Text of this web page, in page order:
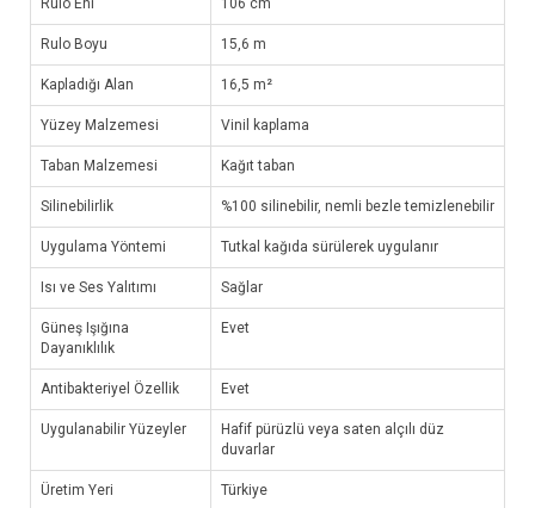
Rulo Boyu 15,6 m
Kapladığı Alan 16,5 m²
Yüzey Malzemesi Vinil kaplama
Taban Malzemesi Kağıt taban
Silinebilirlik %100 silinebilir, nemli bezle temizlenebilir
Uygulama Yöntemi Tutkal kağıda sürülerek uygulanır
Isı ve Ses Yalıtımı Sağlar
Güneş Işığına
Dayanıklılık
Evet
Antibakteriyel Özellik Evet
Uygulanabilir Yüzeyler
Hafif pürüzlü veya saten alçılı düz
duvarlar
Üretim Yeri Türkiye